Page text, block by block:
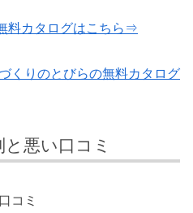
料カタログはこちら⇒
くりのとびらの無料カタログ
悪い口コミ